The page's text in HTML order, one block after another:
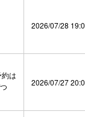
2026/07/28
約は
2026/07/27